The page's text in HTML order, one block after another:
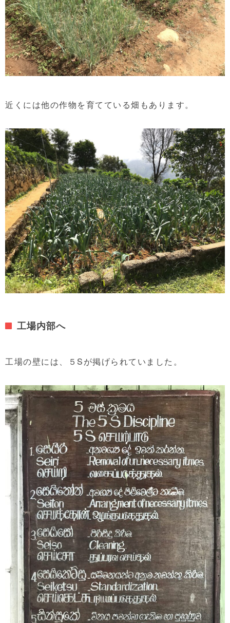
近くには他の作物を育てている畑もあります。
工場内部へ
工場の壁には、５Sが掲げられていました。